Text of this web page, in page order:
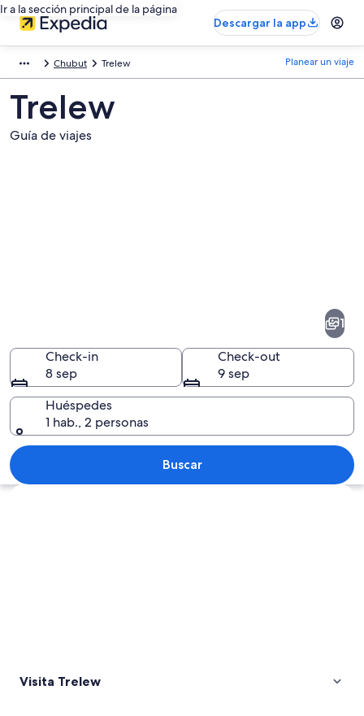
Ir a la sección principal de la página
Descargar la app
Chubut Trelew Planear un viaje
Trelew
Guía de viajes
Un gran rebaño de ovejas en un
1
Check-in
8 sep
Check-out
9 sep
Huéspedes
1 hab., 2 personas
Buscar
Explorar mapa
Visita Trelew